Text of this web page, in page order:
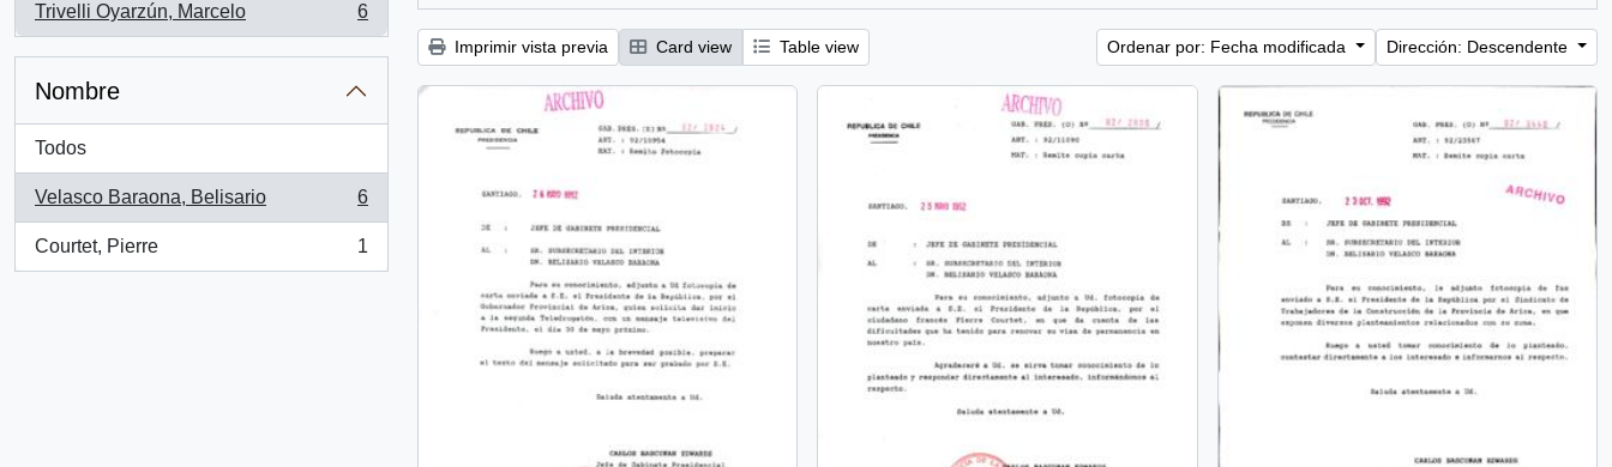
Trivelli Oyarzún, Marcelo
, 6 resultados
6
Nombre
Todos
Velasco Baraona, Belisario
, 6 resultados
6
Courtet, Pierre
, 1 resultados
1
Imprimir vista previa Card view Table view Ordenar por: Fecha modificada Dirección: Descendente